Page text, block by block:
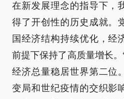
在新发展理念的指导下，
得了开创性的历史成就。
国经济结构持续优化，经
前提下保持了高质量增长。
经济总量稳居世界第二位
变局和世纪疫情的交织影